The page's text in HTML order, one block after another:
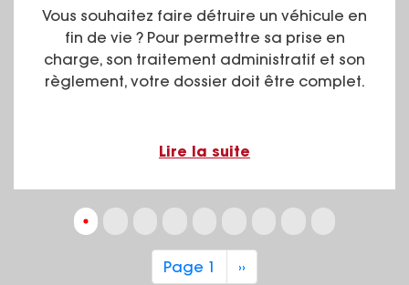
Vous souhaitez faire détruire un véhicule en
fin de vie ? Pour permettre sa prise en
charge, son traitement administratif et son
règlement, votre dossier doit être complet.
Lire la suite
Page 1
Next
››